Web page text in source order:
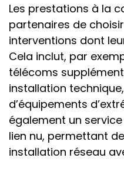
Les prestations à la
partenaires de
interventions dont
Cela inclut, par
télécoms
installation
d’équipements
également un
lien nu, permettant
installation réseau